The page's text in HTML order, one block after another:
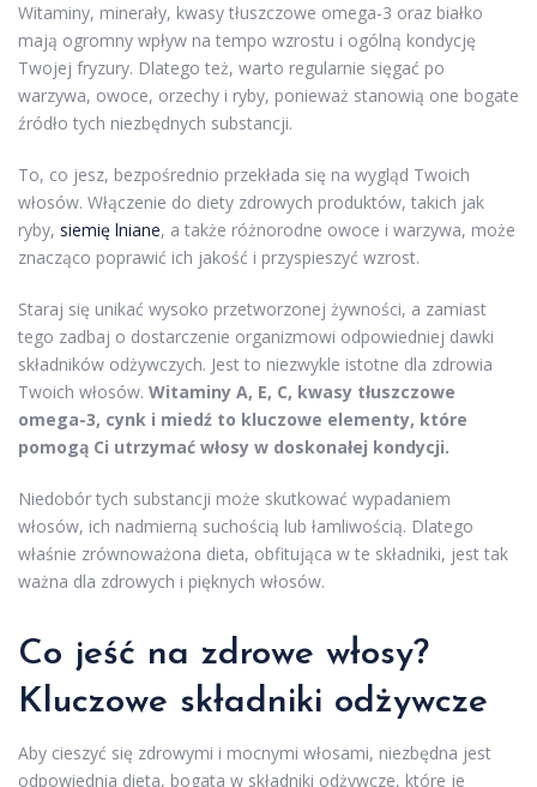
Witaminy, minerały, kwasy tłuszczowe omega-3 oraz białko
mają ogromny wpływ na tempo wzrostu i ogólną kondycję
Twojej fryzury. Dlatego też, warto regularnie sięgać po
warzywa, owoce, orzechy i ryby, ponieważ stanowią one bogate
źródło tych niezbędnych substancji.
To, co jesz, bezpośrednio przekłada się na wygląd Twoich
włosów. Włączenie do diety zdrowych produktów, takich jak
ryby, siemię lniane, a także różnorodne owoce i warzywa, może
znacząco poprawić ich jakość i przyspieszyć wzrost.
Staraj się unikać wysoko przetworzonej żywności, a zamiast
tego zadbaj o dostarczenie organizmowi odpowiedniej dawki
składników odżywczych. Jest to niezwykle istotne dla zdrowia
Twoich włosów. Witaminy A, E, C, kwasy tłuszczowe
omega-3, cynk i miedź to kluczowe elementy, które
pomogą Ci utrzymać włosy w doskonałej kondycji.
Niedobór tych substancji może skutkować wypadaniem
włosów, ich nadmierną suchością lub łamliwością. Dlatego
właśnie zrównoważona dieta, obfitująca w te składniki, jest tak
ważna dla zdrowych i pięknych włosów.
Co jeść na zdrowe włosy?
Kluczowe składniki odżywcze
Aby cieszyć się zdrowymi i mocnymi włosami, niezbędna jest
odpowiednia dieta, bogata w składniki odżywcze, które je